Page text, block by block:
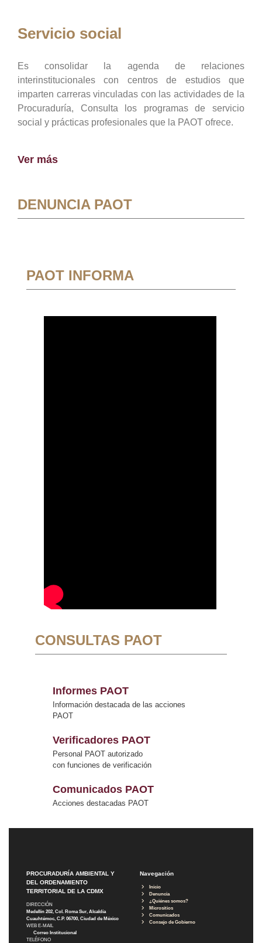
Servicio social
Es consolidar la agenda de relaciones
interinstitucionales con centros de estudios que
imparten carreras vinculadas con las actividades de la
Procuraduría, Consulta los programas de servicio
social y prácticas profesionales que la PAOT ofrece.
Ver más
DENUNCIA PAOT
PAOT INFORMA
CONSULTAS PAOT
Informes PAOT
Información destacada de las acciones
PAOT
Verificadores PAOT
Personal PAOT autorizado
con funciones de verificación
Comunicados PAOT
Acciones destacadas PAOT
PROCURADURÍA AMBIENTAL Y
DEL ORDENAMIENTO
TERRITORIAL DE LA CDMX
DIRECCIÓN
Medellín 202, Col. Roma Sur, Alcaldía
Cuauhtémoc, C.P. 06700, Ciudad de México
WEB E-MAIL
Correo Institucional
TELÉFONO
Navegación
Inicio
Denuncia
¿Quiénes somos?
Micrositios
Comunicados
Consejo de Gobierno